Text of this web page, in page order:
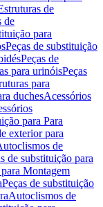
de
de
para
Peças de substituição
Peças de
para urinóisPeças
para
duchesAcessórios
para Para
exterior para
de
de substituição para
Montagem
Peças de substituição
Autoclismos de